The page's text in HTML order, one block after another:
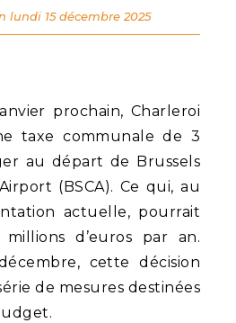
prochain, Charleroi
taxe communale de 3
au départ de Brussels
(BSCA). Ce qui, au
actuelle, pourrait
d’euros par an.
cette décision
de mesures destinées
lundi 15 décembre 2025